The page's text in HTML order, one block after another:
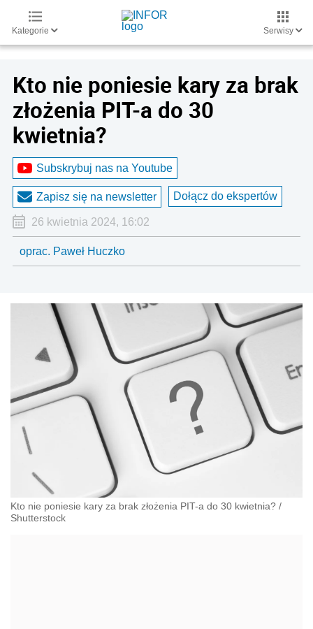
Kategorie Serwisy
Kto nie poniesie kary za brak
złożenia PIT-a do 30
kwietnia?
Subskrybuj nas na Youtube
Zapisz się na newsletter Dołącz do ekspertów
26 kwietnia 2024, 16:02
oprac. Paweł Huczko
Kto nie poniesie kary za brak złożenia PIT-a do 30 kwietnia? /
Shutterstock